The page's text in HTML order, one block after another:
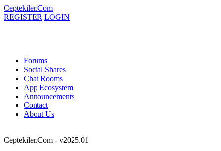
Ceptekiler.Com
REGISTER LOGIN
Forums
Social Shares
Chat Rooms
App Ecosystem
Announcements
Contact
About Us
Ceptekiler.Com - v2025.01